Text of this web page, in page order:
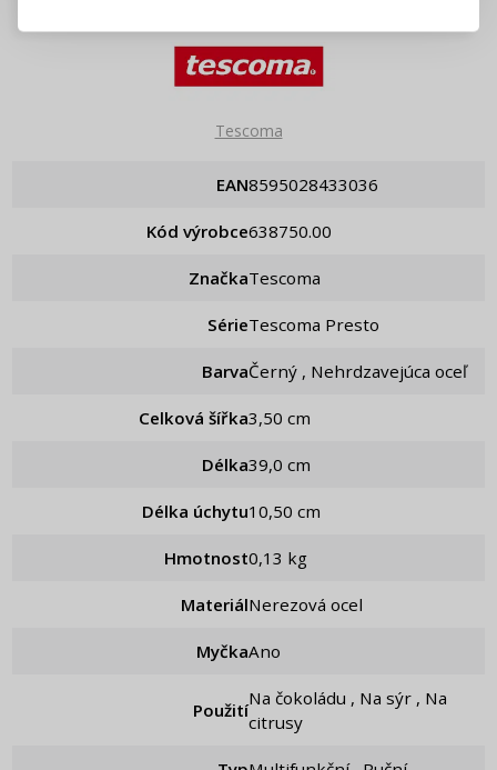
Tescoma
EAN 8595028433036
Kód výrobce 638750.00
Značka Tescoma
Série Tescoma Presto
Barva Černý , Nehrdzavejúca oceľ
Celková šířka 3,50 cm
Délka 39,0 cm
Délka úchytu 10,50 cm
Hmotnost 0,13 kg
Materiál Nerezová ocel
Myčka Ano
Použití
Na čokoládu , Na sýr , Na
citrusy
Připomenutí hesla